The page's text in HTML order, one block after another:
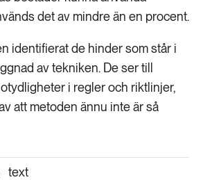
det av mindre än en procent.
identifierat de hinder som står i
av tekniken. De ser till
i regler och riktlinjer,
att metoden ännu inte är så
text